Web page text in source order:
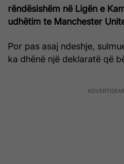
rëndësishëm në Ligën e
udhëtim te Manchester
Por pas asaj ndeshje,
ka dhënë një deklaratë që